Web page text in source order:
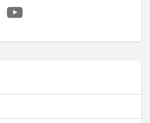
YouTube